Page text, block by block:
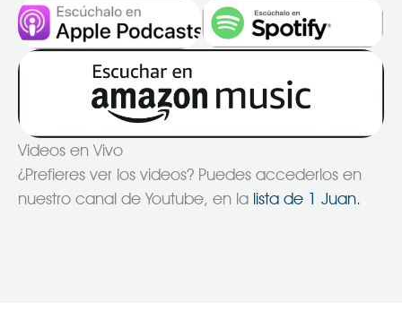
Videos en Vivo
¿Prefieres ver los videos? Puedes accederlos en
nuestro canal de Youtube, en la lista de 1 Juan.